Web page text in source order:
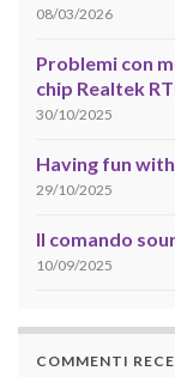
08/03/2026
Problemi con
chip Realtek
30/10/2025
Having fun
29/10/2025
Il comando
10/09/2025
COMMENTI